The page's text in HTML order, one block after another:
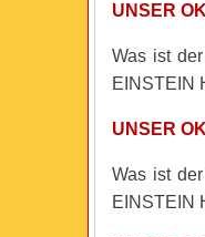
UNSER
Was ist
EINSTEIN
UNSER
Was ist
EINSTEIN